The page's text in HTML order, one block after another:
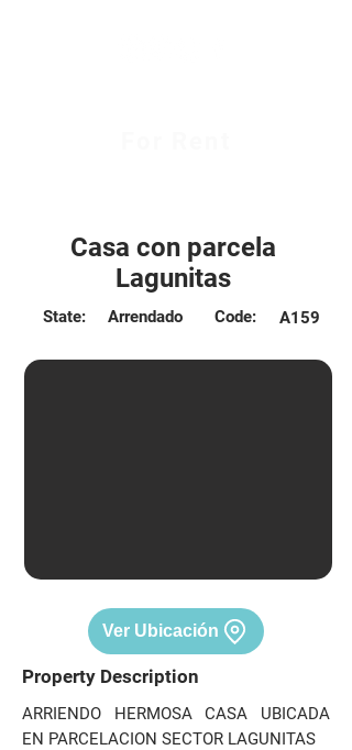
Casa con parcela
Lagunitas
Code: A159
State: Arrendado
Ver Ubicación
Property Description
ARRIENDO HERMOSA CASA UBICADA
EN PARCELACION SECTOR LAGUNITAS